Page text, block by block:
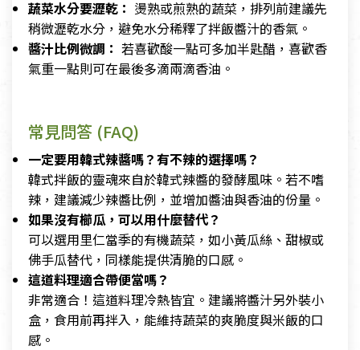
蔬菜水分要瀝乾： 燙熟或煎熟的蔬菜，排列前建議先
稍微瀝乾水分，避免水分稀釋了拌飯醬汁的香氣。
醬汁比例微調： 若喜歡酸一點可多加半匙醋，喜歡香
氣重一點則可在最後多滴兩滴香油。
常見問答 (FAQ)
一定要用韓式辣醬嗎？有不辣的選擇嗎？
韓式拌飯的靈魂來自於韓式辣醬的發酵風味。若不嗜
辣，建議減少辣醬比例，並增加醬油與香油的份量。
如果沒有櫛瓜，可以用什麼替代？
可以選用里仁當季的有機蔬菜，如小黃瓜絲、甜椒或
佛手瓜替代，同樣能提供清脆的口感。
這道料理適合帶便當嗎？
非常適合！這道料理冷熱皆宜。建議將醬汁另外裝小
盒，食用前再拌入，能維持蔬菜的爽脆度與米飯的口
感。